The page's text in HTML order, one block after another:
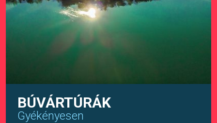
BÚVÁRTÚRÁK
Gyékényesen